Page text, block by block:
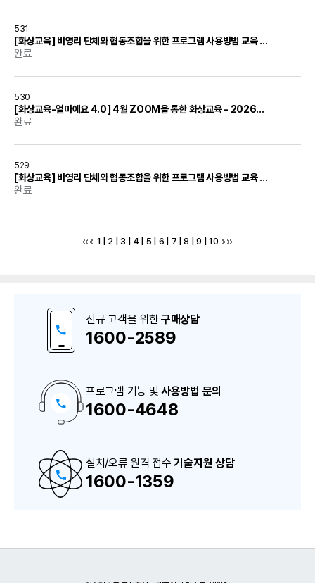
531
[화상교육] 비영리 단체와 협동조합을 위한 프로그램 사용방법 교육 - 2026년 5월 20일(수)
완료
530
[화상교육-얼마에요 4.0] 4월 ZOOM을 통한 화상교육 - 2026년 4월 14일(화)
완료
529
[화상교육] 비영리 단체와 협동조합을 위한 프로그램 사용방법 교육 - 2026년 4월 15일(수)
완료
1 2 |3 4 5 6 7 |8 |9 10
구
매
S
상
담
번
신규 고객을 위한구매상담
1600-2589
프로그램 기능 및 사용방법 문의
1600-4648
설치/오류 원격 접수기술지원 상담
1600-1359